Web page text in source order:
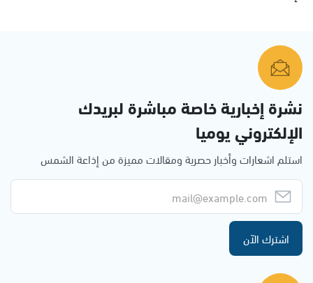
نشرة إخبارية خاصة مباشرة لبريدك
الإلكتروني يوميا
استلم اشعارات وأخبار حصرية ومقالات مميزة من إذاعة الشمس
اشترك الآن